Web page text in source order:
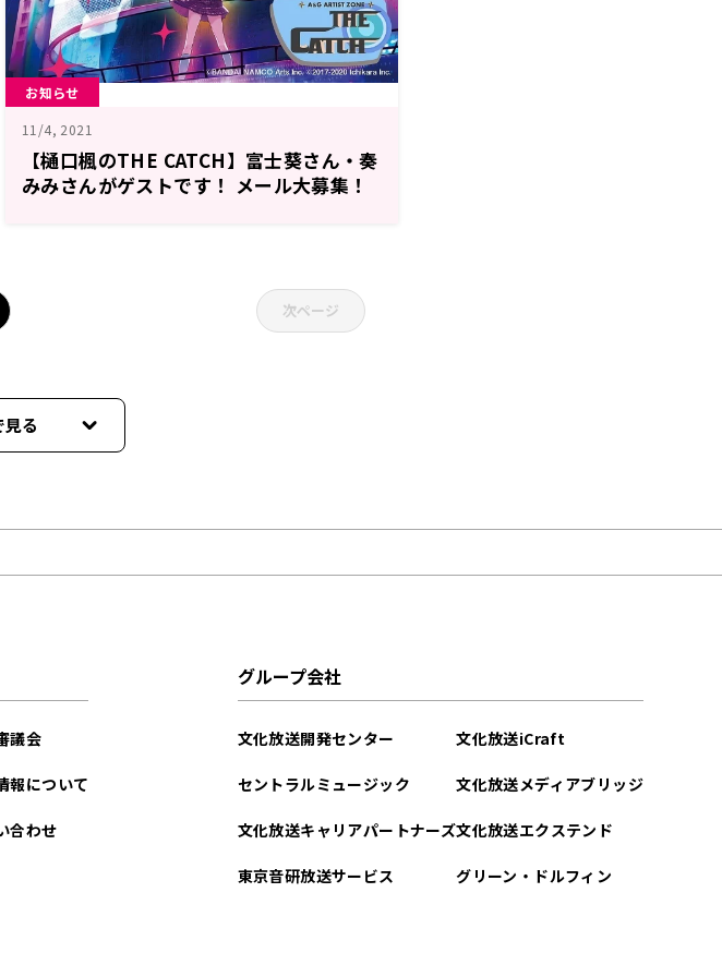
お知らせ
11/4, 2021
【樋口楓のTHE CATCH】富士葵さん・奏
みみさんがゲストです！ メール大募集！
次ページ
る
議会
報について
合わせ
グループ会社
文化放送開発センター
セントラルミュージック
文化放送キャリアパートナーズ
東京音研放送サービス
文化放送iCraft
文化放送メディアブリッジ
文化放送エクステンド
グリーン・ドルフィン